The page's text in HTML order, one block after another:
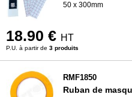
50 x 300mm
18.90 € HT
P.U. à partir de 3 produits
RMF1850
Ruban de